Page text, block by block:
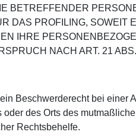
BETREFFENDER
DAS PROFILING, SOWEIT
IHRE
NACH ART. 21
Beschwerderecht bei einer
des Orts des
Rechtsbehelfe.